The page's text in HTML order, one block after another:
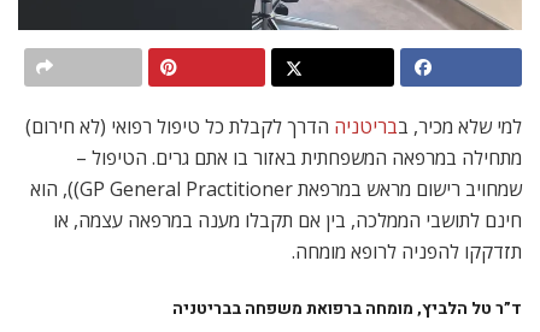
למי שלא מכיר, בבריטניה הדרך לקבלת כל טיפול רפואי (לא חירום)
מתחילה במרפאה המשפחתית באזור בו אתם גרים. הטיפול –
שמחויב רישום מראש במרפאת GP General Practitioner)), הוא
חינם לתושבי הממלכה, בין אם תקבלו מענה במרפאה עצמה, או
תזדקקו להפניה לרופא מומחה.
ד”ר טל הלביץ, מומחה ברפואת משפחה בבריטניה